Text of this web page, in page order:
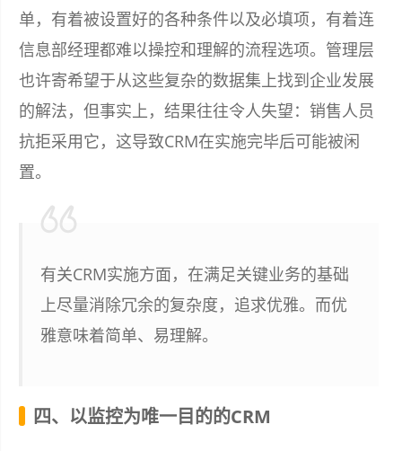
单，有着被设置好的各种条件以及必填项，有着连
信息部经理都难以操控和理解的流程选项。管理层
也许寄希望于从这些复杂的数据集上找到企业发展
的解法，但事实上，结果往往令人失望：销售人员
抗拒采用它，这导致CRM在实施完毕后可能被闲
置。
有关CRM实施方面，在满足关键业务的基础
上尽量消除冗余的复杂度，追求优雅。而优
雅意味着简单、易理解。
四、以监控为唯一目的的CRM